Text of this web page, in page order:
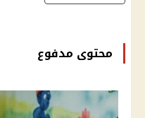
محتوى مدفوع